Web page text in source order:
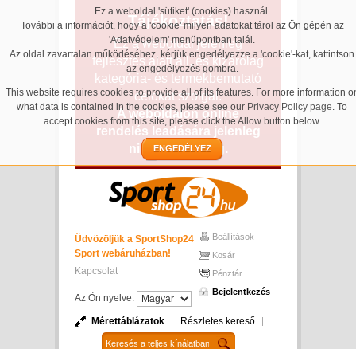
Ez a weboldal 'sütiket' (cookies) használ.
További a információt, hogy a 'cookie' milyen adatokat tárol az Ön gépén az
'Adatvédelem' menüpontban talál.
Az oldal zavartalan működéséhez, kérjük engedélyezze a 'cookie'-kat, kattintson
az engedélyezés gombra.
This website requires cookies to provide all of its features. For more information
what data is contained in the cookies, please see our Privacy Policy page. To
accept cookies from this site, please click the Allow button below.
ENGEDÉLYEZ
Tájékoztatás!
Ez a weboldal jelenleg
fejlesztés alatt áll, és kizárólag
kategória- és termékbemutató
célokat szolgál.
A weboldalon online
rendelés leadására jelenleg
nincs lehetőség.
Üdvözöljük a SportShop24
Sport webáruházban!
Kapcsolat
Az Ön nyelve:
Beállítások
Kosár
Pénztár
Bejelentkezés
Mérettáblázatok Részletes kereső